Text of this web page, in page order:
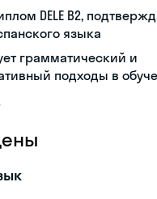
DELE B2,
языка
грамматический и
подходы в